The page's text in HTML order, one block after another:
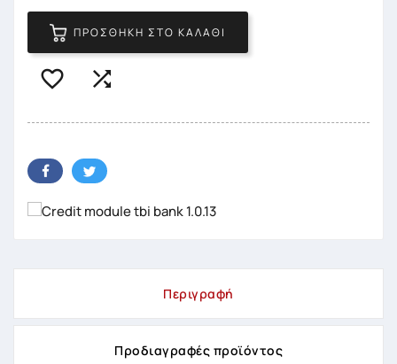
ΠΡΟΣΘΉΚΗ ΣΤΟ ΚΑΛΆΘΙ
 
Περιγραφή
Προδιαγραφές προϊόντος